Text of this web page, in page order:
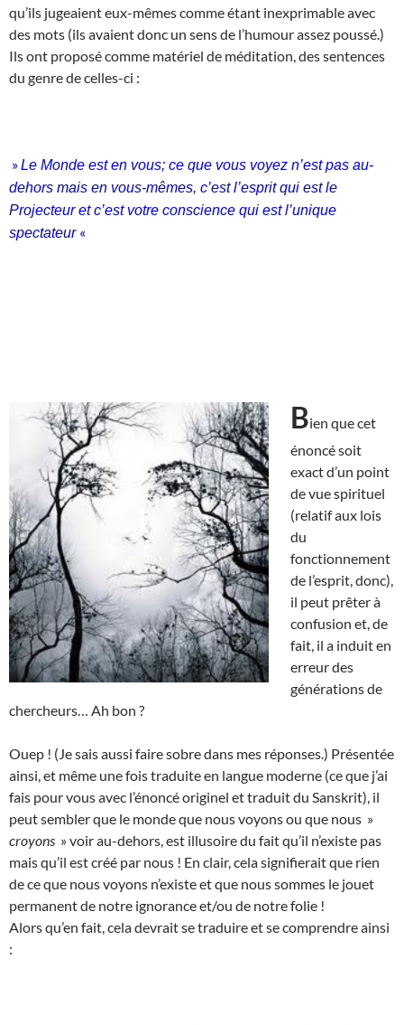
qu’ils jugeaient eux-mêmes comme étant inexprimable avec
des mots (ils avaient donc un sens de l’humour assez poussé.)
Ils ont proposé comme matériel de méditation, des sentences
du genre de celles-ci :
»Le Monde est en vous; ce que vous voyez n’est pas au-
dehors mais en vous-mêmes, c’est l’esprit qui est le
Projecteur et c’est votre conscience qui est l’unique
spectateur «
Bien que cet
énoncé soit
exact d’un point
de vue spirituel
(relatif aux lois
du
fonctionnement
de l’esprit, donc),
il peut prêter à
confusion et, de
fait, il a induit en
erreur des
générations de
chercheurs… Ah bon ?
Ouep ! (Je sais aussi faire sobre dans mes réponses.) Présentée
ainsi, et même une fois traduite en langue moderne (ce que j’ai
fais pour vous avec l’énoncé originel et traduit du Sanskrit), il
peut sembler que le monde que nous voyons ou que nous »
croyons » voir au-dehors, est illusoire du fait qu’il n’existe pas
mais qu’il est créé par nous ! En clair, cela signifierait que rien
de ce que nous voyons n’existe et que nous sommes le jouet
permanent de notre ignorance et/ou de notre folie !
Alors qu’en fait, cela devrait se traduire et se comprendre ainsi
: